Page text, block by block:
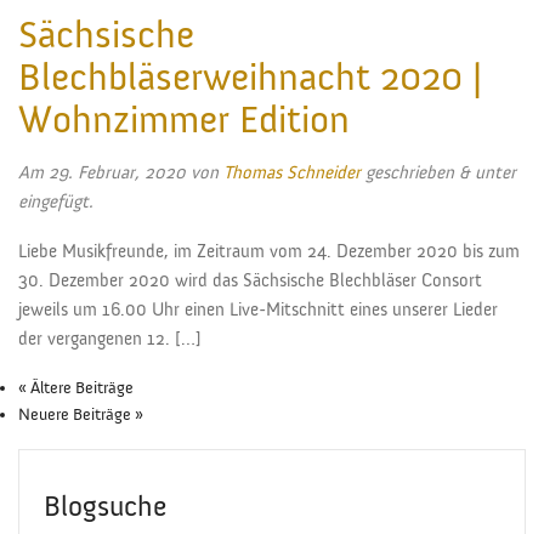
Sächsische
Blechbläserweihnacht 2020 |
Wohnzimmer Edition
Am 29. Februar, 2020 von Thomas Schneidergeschrieben &unter
eingefügt.
Liebe Musikfreunde, im Zeitraum vom 24. Dezember 2020 bis zum
30. Dezember 2020 wird das Sächsische Blechbläser Consort
jeweils um 16.00 Uhr einen Live-Mitschnitt eines unserer Lieder
der vergangenen 12. […]
« Ältere Beiträge
Neuere Beiträge »
Blogsuche